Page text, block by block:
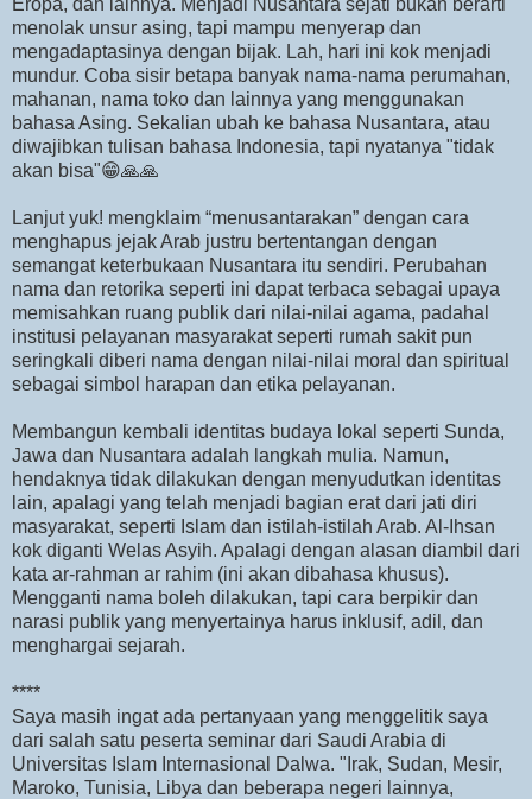
menolak unsur asing, tapi mampu menyerap dan
mengadaptasinya dengan bijak. Lah, hari ini kok menjadi
mundur. Coba sisir betapa banyak nama-nama perumahan,
mahanan, nama toko dan lainnya yang menggunakan
bahasa Asing. Sekalian ubah ke bahasa Nusantara, atau
diwajibkan tulisan bahasa Indonesia, tapi nyatanya "tidak
akan bisa"😁🙏🙏
Lanjut yuk! mengklaim “menusantarakan” dengan cara
menghapus jejak Arab justru bertentangan dengan
semangat keterbukaan Nusantara itu sendiri. Perubahan
nama dan retorika seperti ini dapat terbaca sebagai upaya
memisahkan ruang publik dari nilai-nilai agama, padahal
institusi pelayanan masyarakat seperti rumah sakit pun
seringkali diberi nama dengan nilai-nilai moral dan spiritual
sebagai simbol harapan dan etika pelayanan.
Membangun kembali identitas budaya lokal seperti Sunda,
Jawa dan Nusantara adalah langkah mulia. Namun,
hendaknya tidak dilakukan dengan menyudutkan identitas
lain, apalagi yang telah menjadi bagian erat dari jati diri
masyarakat, seperti Islam dan istilah-istilah Arab. Al-Ihsan
kok diganti Welas Asyih. Apalagi dengan alasan diambil dari
kata ar-rahman ar rahim (ini akan dibahasa khusus).
Mengganti nama boleh dilakukan, tapi cara berpikir dan
narasi publik yang menyertainya harus inklusif, adil, dan
menghargai sejarah.
****
Saya masih ingat ada pertanyaan yang menggelitik saya
dari salah satu peserta seminar dari Saudi Arabia di
Universitas Islam Internasional Dalwa. "Irak, Sudan, Mesir,
Maroko, Tunisia, Libya dan beberapa negeri lainnya,